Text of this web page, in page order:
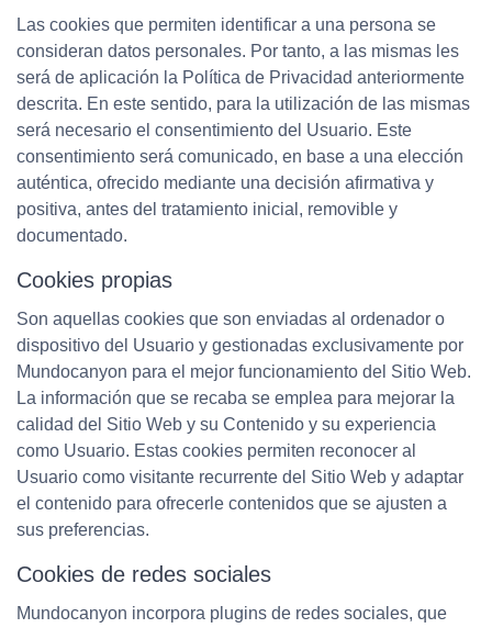
Las cookies que permiten identificar a una persona se
consideran datos personales. Por tanto, a las mismas les
será de aplicación la Política de Privacidad anteriormente
descrita. En este sentido, para la utilización de las mismas
será necesario el consentimiento del Usuario. Este
consentimiento será comunicado, en base a una elección
auténtica, ofrecido mediante una decisión afirmativa y
positiva, antes del tratamiento inicial, removible y
documentado.
Cookies propias
Son aquellas cookies que son enviadas al ordenador o
dispositivo del Usuario y gestionadas exclusivamente por
Mundocanyon para el mejor funcionamiento del Sitio Web.
La información que se recaba se emplea para mejorar la
calidad del Sitio Web y su Contenido y su experiencia
como Usuario. Estas cookies permiten reconocer al
Usuario como visitante recurrente del Sitio Web y adaptar
el contenido para ofrecerle contenidos que se ajusten a
sus preferencias.
Cookies de redes sociales
Mundocanyon incorpora plugins de redes sociales, que